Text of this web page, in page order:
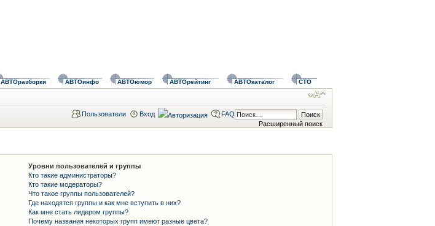
АВТОразборки АВТОинфо АВТОюмор АВТОрейтинг АВТОкаталог СТО
Расширенный поиск
Пользователи Вход FAQ
Уровни пользователей и группы
Кто такие администраторы?
Кто такие модераторы?
Что такое группы пользователей?
Где находятся группы и как мне вступить в них?
Как мне стать лидером группы?
Почему названия некоторых групп имеют разные цвета?